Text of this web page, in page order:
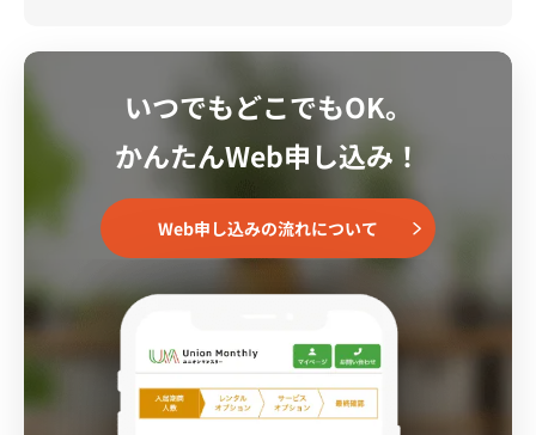
いつでもどこでもOK。
かんたんWeb申し込み！
Web申し込みの流れについて